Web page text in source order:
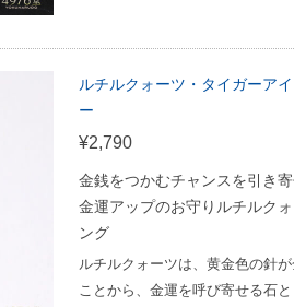
ルチルクォーツ・タイガーア
ー
¥2,790
金銭をつかむチャンスを引き寄
金運アップのお守りルチルク
ング
ルチルクォーツは、黄金色の針
ことから、金運を呼び寄せる石